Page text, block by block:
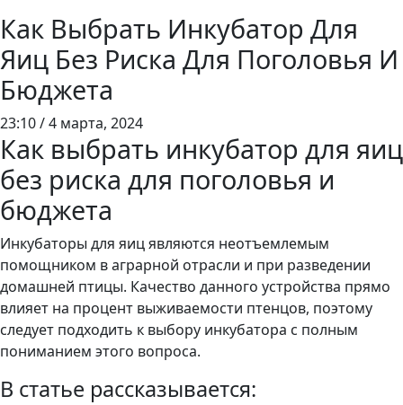
Как Выбрать Инкубатор Для
Яиц Без Риска Для Поголовья И
Бюджета
23:10 / 4 марта, 2024
Как выбрать инкубатор для яиц
без риска для поголовья и
бюджета
Инкубаторы для яиц являются неотъемлемым
помощником в аграрной отрасли и при разведении
домашней птицы. Качество данного устройства прямо
влияет на процент выживаемости птенцов, поэтому
следует подходить к выбору инкубатора с полным
пониманием этого вопроса.
В статье рассказывается: